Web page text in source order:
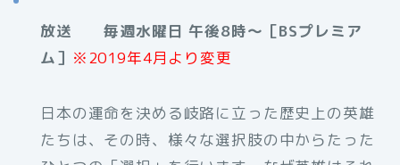
放送 毎週水曜日 午後8時～［BSプレミア
ム］ ※2019年4月より変更
日本の運命を決める岐路に立った歴史上の英雄
たちは、その時、様々な選択肢の中からたった